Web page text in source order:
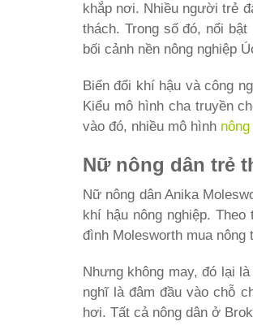
khắp nơi. Nhiều người trẻ
thách. Trong số đó, nổi
bối cảnh nền nông nghiệp
Biến đổi khí hậu và công
Kiểu mô hình cha truyền
vào đó, nhiều mô hình
Nữ nông dân trẻ
Nữ nông dân Anika
khí hậu nông nghiệp.
đình Molesworth mua nông
Nhưng không may, đó lại
nghĩ là đâm đầu vào chỗ
hơi. Tất cả nông dân ở